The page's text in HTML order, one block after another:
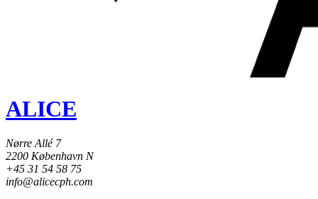
ALICE
Nørre Allé 7
2200 København N
+45 31 54 58 75
info@alicecph.com